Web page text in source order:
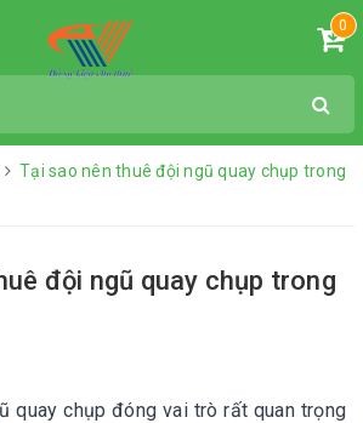
0
Tại sao nên thuê đội ngũ quay chụp trong
đội ngũ quay chụp trong
quay chụp đóng vai trò rất quan trọng